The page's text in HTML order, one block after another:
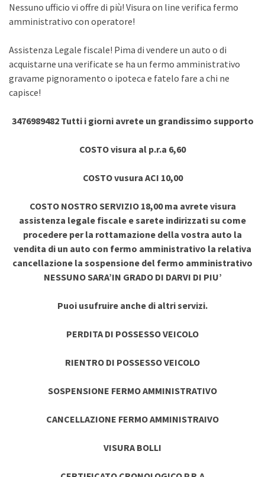
Nessuno ufficio vi offre di più! Visura on line verifica fermo
amministrativo con operatore!
Assistenza Legale fiscale! Pima di vendere un auto o di
acquistarne una verificate se ha un fermo amministrativo
gravame pignoramento o ipoteca e fatelo fare a chi ne
capisce!
3476989482 Tutti i giorni avrete un grandissimo supporto
COSTO visura al p.r.a 6,60
COSTO vusura ACI 10,00
COSTO NOSTRO SERVIZIO 18,00 ma avrete visura
assistenza legale fiscale e sarete indirizzati su come
procedere per la rottamazione della vostra auto la
vendita di un auto con fermo amministrativo la relativa
cancellazione la sospensione del fermo amministrativo
NESSUNO SARA’IN GRADO DI DARVI DI PIU’
Puoi usufruire anche di altri servizi.
PERDITA DI POSSESSO VEICOLO
RIENTRO DI POSSESSO VEICOLO
SOSPENSIONE FERMO AMMINISTRATIVO
CANCELLAZIONE FERMO AMMINISTRAIVO
VISURA BOLLI